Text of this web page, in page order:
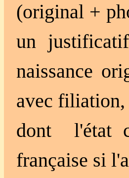
(original +
un
naissance
avec filiation,
dont l'état
française si